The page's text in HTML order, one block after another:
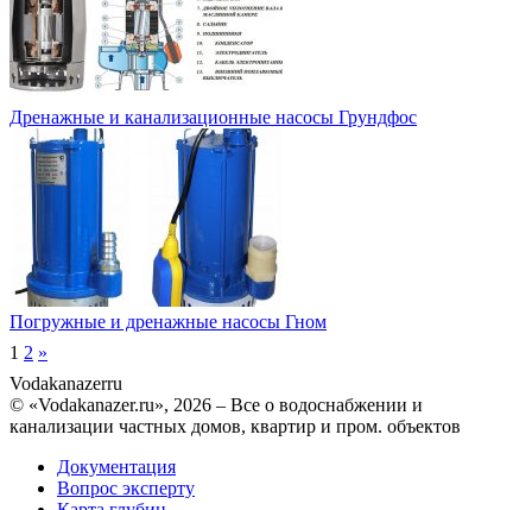
Дренажные и канализационные насосы Грундфос
Погружные и дренажные насосы Гном
1 2 »
Vodakanazerru
© «Vodakanazer.ru», 2026 – Все о водоснабжении и
канализации частных домов, квартир и пром. объектов
Документация
Вопрос эксперту